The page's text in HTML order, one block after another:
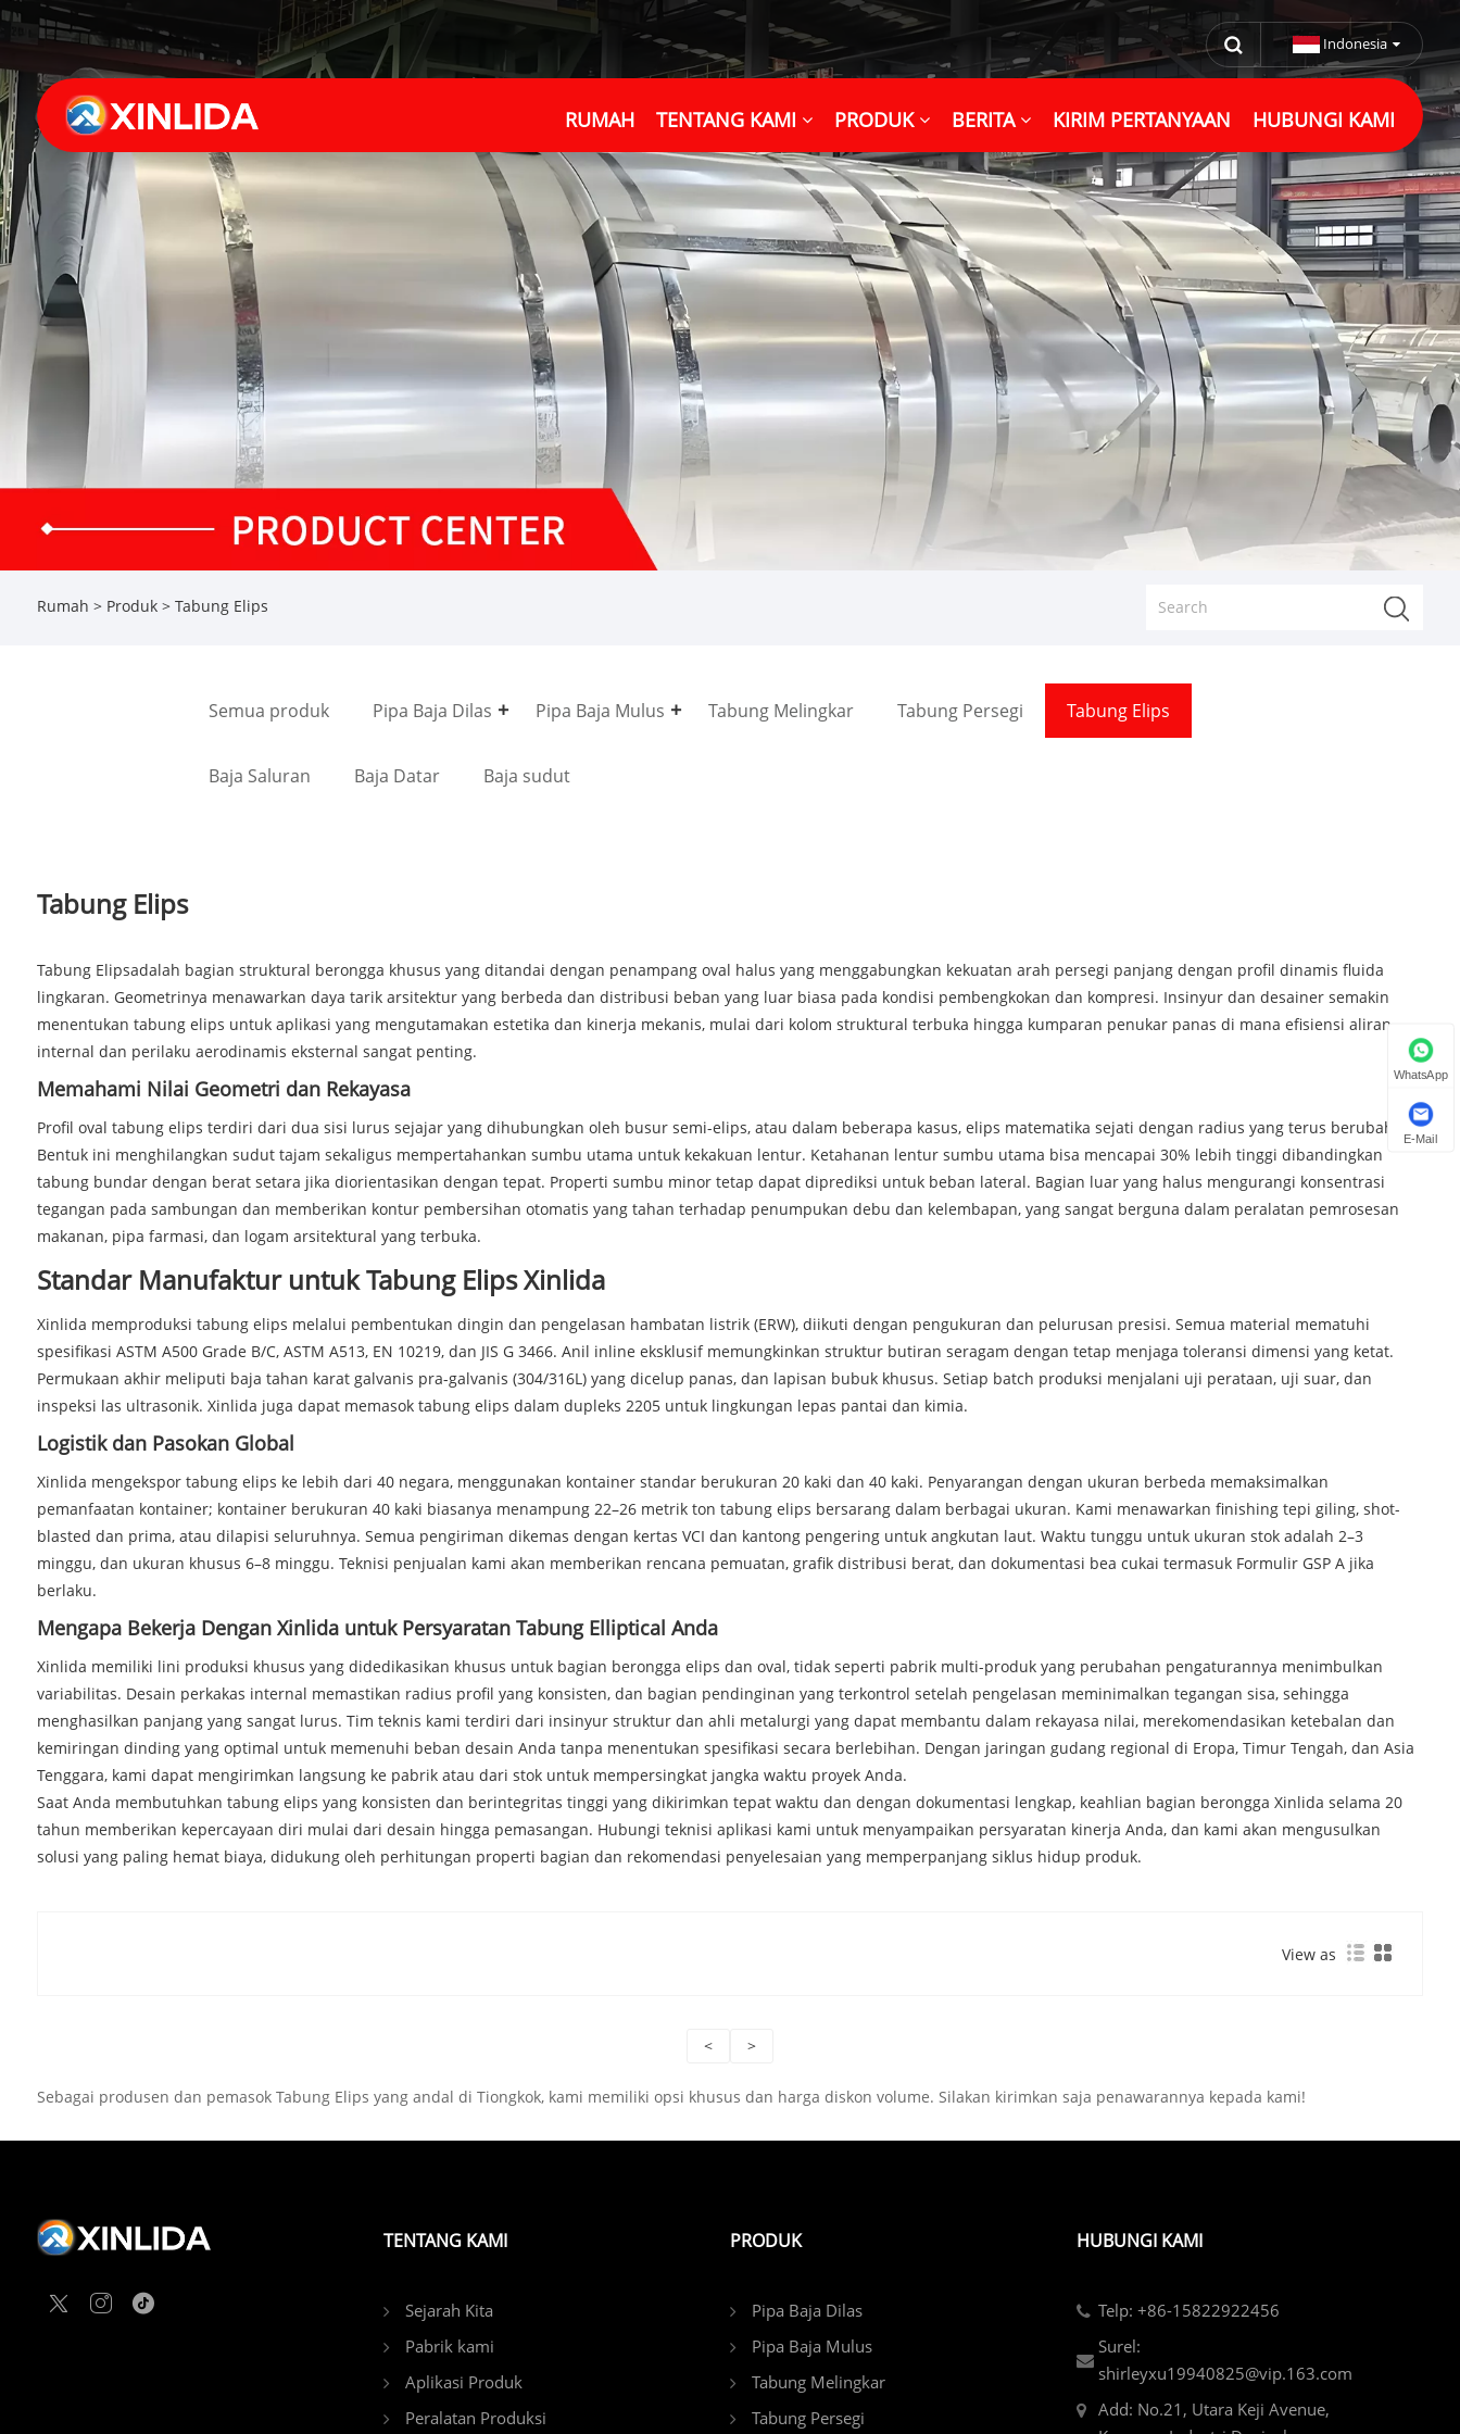
Indonesia
RUMAH TENTANG KAMI PRODUK BERITA KIRIM PERTANYAAN HUBUNGI KAMI
Rumah > Produk> Tabung Elips
Semua produk Pipa Baja Dilas Pipa Baja Mulus Tabung Melingkar Tabung Persegi Tabung Elips
Baja Saluran Baja Datar Baja sudut
Tabung Elips
Tabung Elipsadalah bagian struktural berongga khusus yang ditandai dengan penampang oval halus yang menggabungkan kekuatan arah persegi panjang dengan profil dinamis fluida
lingkaran. Geometrinya menawarkan daya tarik arsitektur yang berbeda dan distribusi beban yang luar biasa pada kondisi pembengkokan dan kompresi. Insinyur dan desainer semakin
menentukan tabung elips untuk aplikasi yang mengutamakan estetika dan kinerja mekanis, mulai dari kolom struktural terbuka hingga kumparan penukar panas di mana efisiensi aliran
internal dan perilaku aerodinamis eksternal sangat penting.
Memahami Nilai Geometri dan Rekayasa
Profil oval tabung elips terdiri dari dua sisi lurus sejajar yang dihubungkan oleh busur semi-elips, atau dalam beberapa kasus, elips matematika sejati dengan radius yang terus berubah.
Bentuk ini menghilangkan sudut tajam sekaligus mempertahankan sumbu utama untuk kekakuan lentur. Ketahanan lentur sumbu utama bisa mencapai 30% lebih tinggi dibandingkan
tabung bundar dengan berat setara jika diorientasikan dengan tepat. Properti sumbu minor tetap dapat diprediksi untuk beban lateral. Bagian luar yang halus mengurangi konsentrasi
tegangan pada sambungan dan memberikan kontur pembersihan otomatis yang tahan terhadap penumpukan debu dan kelembapan, yang sangat berguna dalam peralatan pemrosesan
makanan, pipa farmasi, dan logam arsitektural yang terbuka.
Standar Manufaktur untuk Tabung Elips Xinlida
Xinlida memproduksi tabung elips melalui pembentukan dingin dan pengelasan hambatan listrik (ERW), diikuti dengan pengukuran dan pelurusan presisi. Semua material mematuhi
spesifikasi ASTM A500 Grade B/C, ASTM A513, EN 10219, dan JIS G 3466. Anil inline eksklusif memungkinkan struktur butiran seragam dengan tetap menjaga toleransi dimensi yang ketat.
Permukaan akhir meliputi baja tahan karat galvanis pra-galvanis (304/316L) yang dicelup panas, dan lapisan bubuk khusus. Setiap batch produksi menjalani uji perataan, uji suar, dan
inspeksi las ultrasonik. Xinlida juga dapat memasok tabung elips dalam dupleks 2205 untuk lingkungan lepas pantai dan kimia.
Logistik dan Pasokan Global
Xinlida mengekspor tabung elips ke lebih dari 40 negara, menggunakan kontainer standar berukuran 20 kaki dan 40 kaki. Penyarangan dengan ukuran berbeda memaksimalkan
pemanfaatan kontainer; kontainer berukuran 40 kaki biasanya menampung 22–26 metrik ton tabung elips bersarang dalam berbagai ukuran. Kami menawarkan finishing tepi giling, shot-
blasted dan prima, atau dilapisi seluruhnya. Semua pengiriman dikemas dengan kertas VCI dan kantong pengering untuk angkutan laut. Waktu tunggu untuk ukuran stok adalah 2–3
minggu, dan ukuran khusus 6–8 minggu. Teknisi penjualan kami akan memberikan rencana pemuatan, grafik distribusi berat, dan dokumentasi bea cukai termasuk Formulir GSP A jika
berlaku.
Mengapa Bekerja Dengan Xinlida untuk Persyaratan Tabung Elliptical Anda
Xinlida memiliki lini produksi khusus yang didedikasikan khusus untuk bagian berongga elips dan oval, tidak seperti pabrik multi-produk yang perubahan pengaturannya menimbulkan
variabilitas. Desain perkakas internal memastikan radius profil yang konsisten, dan bagian pendinginan yang terkontrol setelah pengelasan meminimalkan tegangan sisa, sehingga
menghasilkan panjang yang sangat lurus. Tim teknis kami terdiri dari insinyur struktur dan ahli metalurgi yang dapat membantu dalam rekayasa nilai, merekomendasikan ketebalan dan
kemiringan dinding yang optimal untuk memenuhi beban desain Anda tanpa menentukan spesifikasi secara berlebihan. Dengan jaringan gudang regional di Eropa, Timur Tengah, dan Asia
Tenggara, kami dapat mengirimkan langsung ke pabrik atau dari stok untuk mempersingkat jangka waktu proyek Anda.
Saat Anda membutuhkan tabung elips yang konsisten dan berintegritas tinggi yang dikirimkan tepat waktu dan dengan dokumentasi lengkap, keahlian bagian berongga Xinlida selama 20
tahun memberikan kepercayaan diri mulai dari desain hingga pemasangan. Hubungi teknisi aplikasi kami untuk menyampaikan persyaratan kinerja Anda, dan kami akan mengusulkan
solusi yang paling hemat biaya, didukung oleh perhitungan properti bagian dan rekomendasi penyelesaian yang memperpanjang siklus hidup produk.
View as
< >
Sebagai produsen dan pemasok Tabung Elips yang andal di Tiongkok, kami memiliki opsi khusus dan harga diskon volume. Silakan kirimkan saja penawarannya kepada kami!
TENTANG KAMI
Sejarah Kita
Pabrik kami
Aplikasi Produk
Peralatan Produksi
PRODUK
Pipa Baja Dilas
Pipa Baja Mulus
Tabung Melingkar
Tabung Persegi
HUBUNGI KAMI
Telp: +86-15822922456
Surel:
shirleyxu19940825@vip.163.com
Add: No.21, Utara Keji Avenue,
WhatsApp
E-Mail